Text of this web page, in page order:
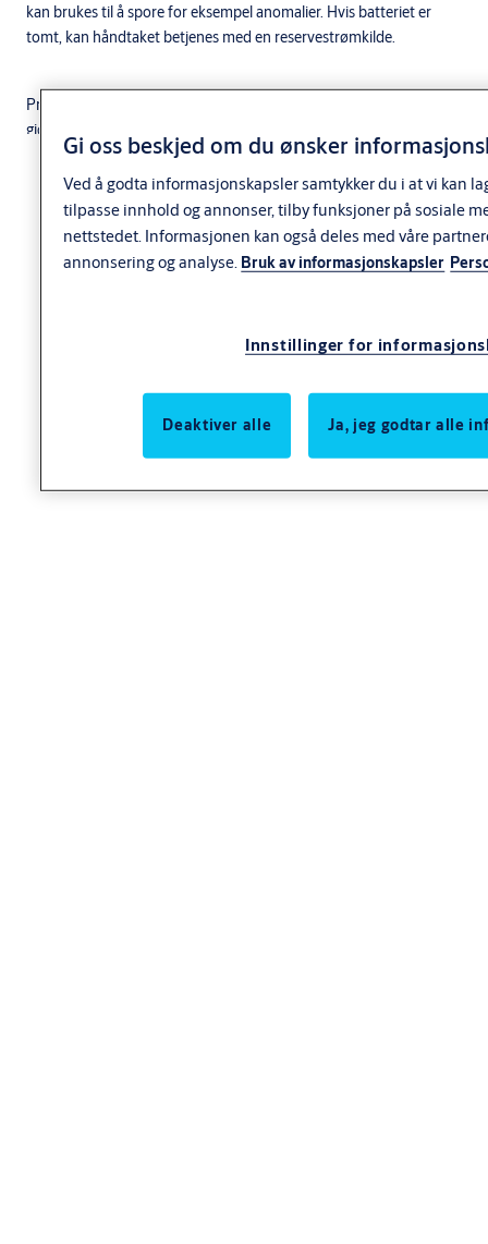
kan brukes til å spore for eksempel anomalier. Hvis batteriet er
tomt, kan håndtaket betjenes med en reservestrømkilde.
Produktet kan bestilles med innebygget mekanisk backup. Dette
gjør at håndtaket kan åpnes med f.eks. PROTEC2CLIQ nøkkel, om
nødvendig. Takket være batteriene, registrerer håndtaket
tilgangslogger selv når det brukes med en nøkkel, og opprettholder
situasjonsbevissthet
Gi oss beskjed om du ønsker
Ved å godta informasjonskapsler samtykker du i at vi kan
tilpasse innhold og annonser, tilby funksjoner på sosiale
nettstedet. Informasjonen kan også deles med våre
annonsering og analyse. Bruk av informasjonskapsler
Innstillinger for
Deaktiver alle Ja, jeg godtar alle